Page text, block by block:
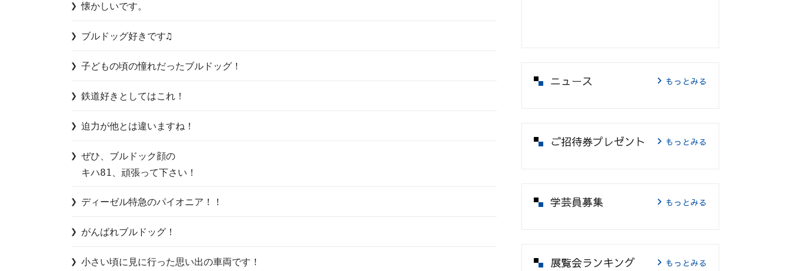
懐かしいです。
ブルドッグ好きです♫
子どもの頃の憧れだったブルドッグ！
鉄道好きとしてはこれ！
迫力が他とは違いますね！
ぜひ、ブルドック顔の
キハ81、頑張って下さい！
ディーゼル特急のパイオニア！！
がんばれブルドッグ！
小さい頃に見に行った思い出の車両です！
ニュース もっとみる
ご招待券プレゼント もっとみる
学芸員募集 もっとみる
展覧会ランキング もっとみる